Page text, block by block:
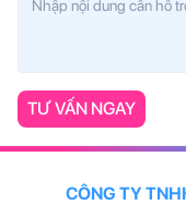
TƯ VẤN NGAY
CÔNG TY